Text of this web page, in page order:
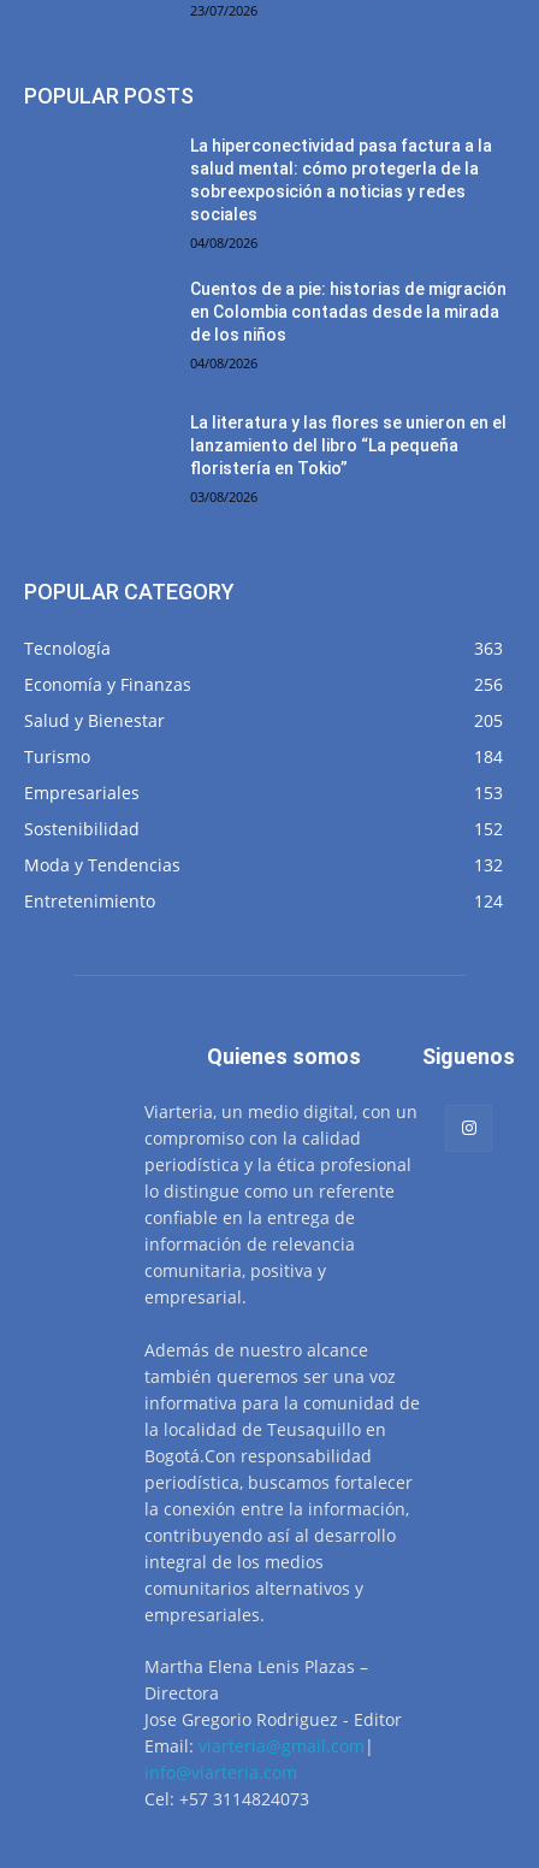
23/07/2026
POPULAR POSTS
La hiperconectividad pasa factura a la
salud mental: cómo protegerla de la
sobreexposición a noticias y redes
sociales
04/08/2026
Cuentos de a pie: historias de migración
en Colombia contadas desde la mirada
de los niños
04/08/2026
La literatura y las flores se unieron en el
lanzamiento del libro “La pequeña
floristería en Tokio”
03/08/2026
POPULAR CATEGORY
Tecnología
363
Economía y Finanzas
256
Salud y Bienestar
205
Turismo
184
Empresariales
153
Sostenibilidad
152
Moda y Tendencias
132
Entretenimiento
124
Quienes somos
Viarteria, un medio digital, con un
compromiso con la calidad
periodística y la ética profesional
lo distingue como un referente
confiable en la entrega de
información de relevancia
comunitaria, positiva y
empresarial.
Además de nuestro alcance
también queremos ser una voz
informativa para la comunidad de
la localidad de Teusaquillo en
Bogotá.Con responsabilidad
periodística, buscamos fortalecer
la conexión entre la información,
contribuyendo así al desarrollo
integral de los medios
comunitarios alternativos y
empresariales.
Martha Elena Lenis Plazas –
Directora
Jose Gregorio Rodriguez - Editor
Email: viarteria@gmail.com |
info@viarteria.com
Cel: +57 3114824073
Siguenos